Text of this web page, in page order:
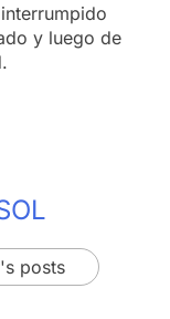
y luego de
posts